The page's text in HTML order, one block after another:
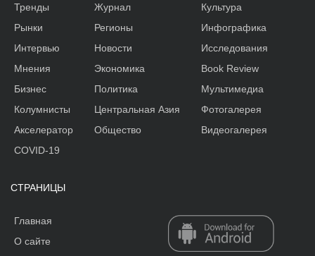
Тренды
Рынки
Интервью
Мнения
Бизнес
Колумнисты
Акселератор
Журнал
Регионы
Новости
Экономика
Политика
Центральная Азия
Общество
Культура
Инфографика
Исследования
Book Review
Мультимедиа
Фотогалерея
Видеогалерея
COVID-19
СТРАНИЦЫ
Главная
О сайте